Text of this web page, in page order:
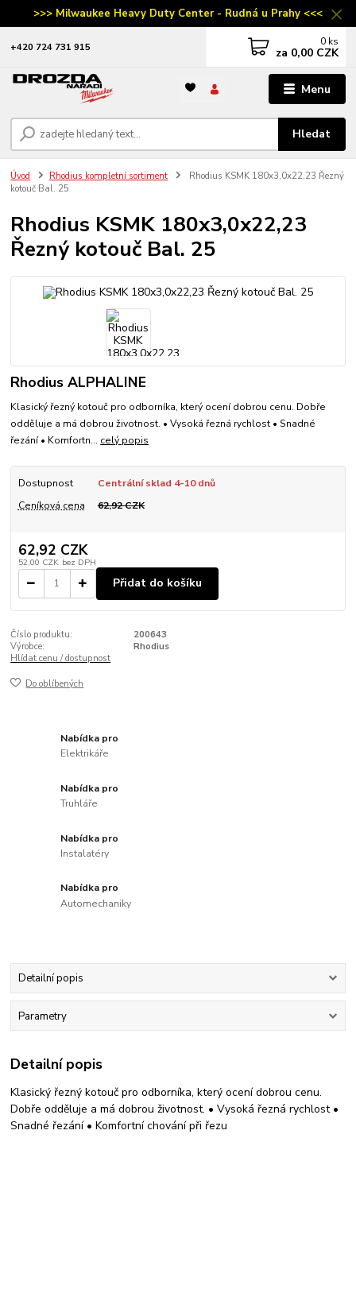
>>> Milwaukee Heavy Duty Center - Rudná u Prahy <<<
Menu
Hledat
‭+420 724 731 915 0 ks
za 0,00 CZK
Úvod Rhodius kompletní sortiment
Rhodius KSMK 180x3,0x22,23 Řezný
kotouč Bal. 25
Rhodius KSMK 180x3,0x22,23
Řezný kotouč Bal. 25
Rhodius ALPHALINE
Klasický řezný kotouč pro odborníka, který ocení dobrou cenu. Dobře
odděluje a má dobrou životnost. • Vysoká řezná rychlost • Snadné
řezání • Komfortn... celý popis
Dostupnost
Centrální sklad 4-10 dnů
Ceníková cena
62,92 CZK
62,92 CZK
52,00 CZK bez DPH
Přidat do košíku
Číslo produktu:
200643
Výrobce:
Rhodius
Hlídat cenu / dostupnost
Do oblíbených
Nabídka pro
Elektrikáře
Nabídka pro
Truhláře
Nabídka pro
Instalatéry
Nabídka pro
Automechaniky
Detailní popis
Parametry
Detailní popis
Klasický řezný kotouč pro odborníka, který ocení dobrou cenu.
Dobře odděluje a má dobrou životnost. • Vysoká řezná rychlost •
Snadné řezání • Komfortní chování při řezu